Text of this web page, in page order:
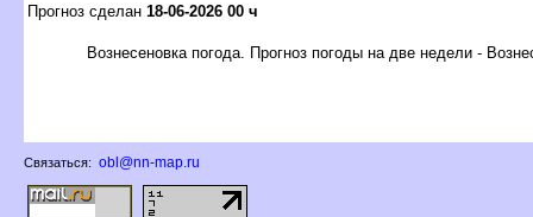
Прогноз сделан 18-06-2026 00 ч
ознесеновка погода. Прогноз погоды на две недели -
Связаться: obl@nn-map.ru